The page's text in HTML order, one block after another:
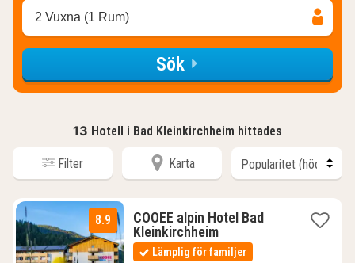
2 Vuxna (1 Rum)
Sök
13 Hotell i Bad Kleinkirchheim hittades
Filter Karta
8.9
COOEE alpin Hotel Bad
Kleinkirchheim1
natt
från
Lämplig för familjer